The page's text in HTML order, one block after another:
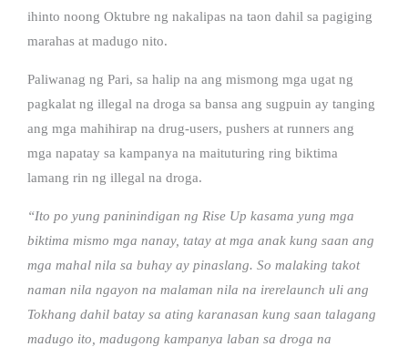
ihinto noong Oktubre ng nakalipas na taon dahil sa pagiging
marahas at madugo nito.
Paliwanag ng Pari, sa halip na ang mismong mga ugat ng
pagkalat ng illegal na droga sa bansa ang sugpuin ay tanging
ang mga mahihirap na drug-users, pushers at runners ang
mga napatay sa kampanya na maituturing ring biktima
lamang rin ng illegal na droga.
“Ito po yung paninindigan ng Rise Up kasama yung mga
biktima mismo mga nanay, tatay at mga anak kung saan ang
mga mahal nila sa buhay ay pinaslang. So malaking takot
naman nila ngayon na malaman nila na irerelaunch uli ang
Tokhang dahil batay sa ating karanasan kung saan talagang
madugo ito, madugong kampanya laban sa droga na